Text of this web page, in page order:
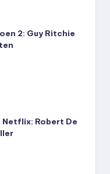
2: Guy Ritchie
Netflix: Robert De